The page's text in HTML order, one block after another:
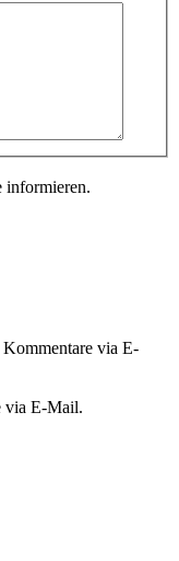
informieren.
via E-
via E-Mail.